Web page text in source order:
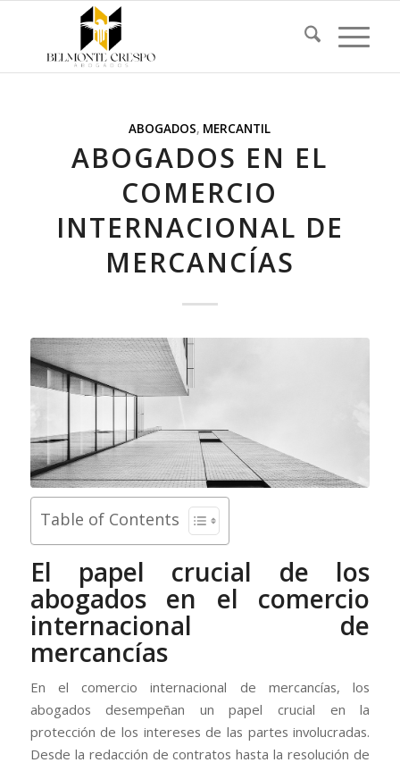
ABOGADOS, MERCANTIL
ABOGADOS EN EL
COMERCIO
INTERNACIONAL DE
MERCANCÍAS
Table of Contents
El papel crucial de los
abogados en el comercio
internacional de
mercancías
En el comercio internacional de mercancías, los
abogados desempeñan un papel crucial en la
protección de los intereses de las partes involucradas.
Desde la redacción de contratos hasta la resolución de